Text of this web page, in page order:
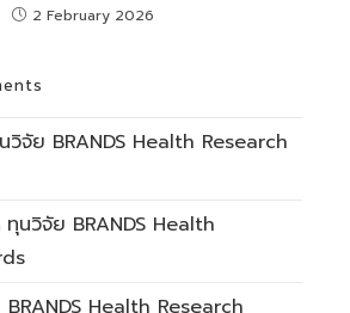
2 February 2026
วิจัย BRANDS Health Research
ทุนวิจัย BRANDS Health